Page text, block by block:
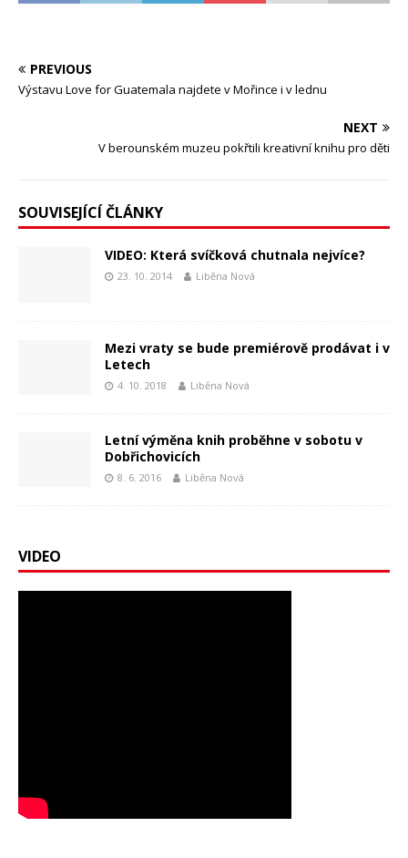
PREVIOUS
Výstavu Love for Guatemala najdete v Mořince i v lednu
NEXT
V berounském muzeu pokřtili kreativní knihu pro děti
SOUVISEJÍCÍ ČLÁNKY
VIDEO: Která svíčková chutnala nejvíce?
23. 10. 2014 Liběna Nová
Mezi vraty se bude premiérově prodávat i v
Letech
4. 10. 2018 Liběna Nová
Letní výměna knih proběhne v sobotu v
Dobřichovicích
8. 6. 2016 Liběna Nová
VIDEO